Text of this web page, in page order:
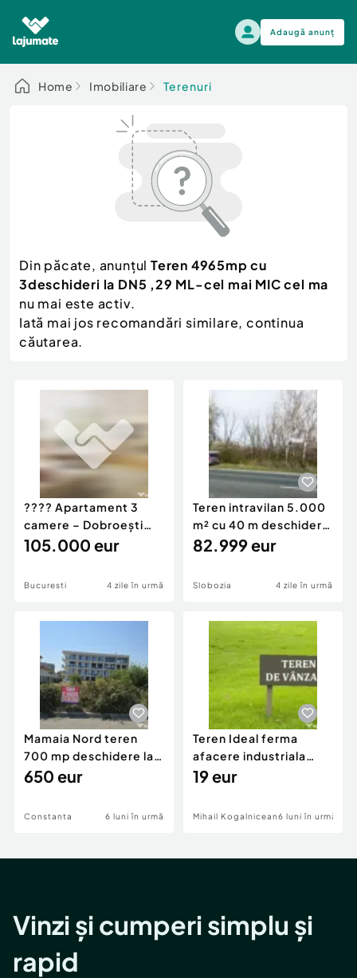
Adaugă anunț
Alege categoria
Auto, moto si ambarcatiuni
Electronice si electrocasnice
Mama si copilul
Moda si frumusete
Sport, timp liber, arta
Agro si Industrie
Afaceri și echipamente profesionale
Inchiriere Bunuri si Vehicule
Auto, moto si ambarcatiuni
Scutere - ATV - UTV
Autoutilitare
Ambarcatiuni
Camioane - Rulote - Remorci
Motociclete
Piese auto si accesorii
Home Imobiliare Terenuri
Din păcate, anunțul Teren 4965mp cu
3deschideri la DN5 ,29 ML-cel mai MIC cel ma
nu mai este activ.
Iată mai jos recomandări similare, continua
căutarea.
???? Apartament 3
camere – Dobroești
Preț: 105000€
105.000 eur
Bucuresti 4 zile în urmă
Teren intravilan 5.000
m² cu 40 m deschidere
la DN2A –...
82.999 eur
Slobozia 4 zile în urmă
Mamaia Nord teren
700 mp deschidere la
D24 si D25
650 eur
Constanta 6 luni în urmă
Teren Ideal ferma
afacere industriala
deschidere 71 ml la
19 eur
Mihail Kogalniceanu6 luni în urmă
Vinzi și cumperi simplu și
rapid